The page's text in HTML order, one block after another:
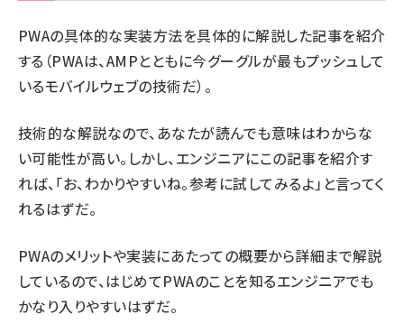
PWAの具体的な実装方法を具体的に解説した記事を紹介
する（PWAは、AMPとともに今グーグルが最もプッシュして
いるモバイルウェブの技術だ）。
技術的な解説なので、あなたが読んでも意味はわからな
い可能性が高い。しかし、エンジニアにこの記事を紹介す
れば、「お、わかりやすいね。参考に試してみるよ」と言ってく
れるはずだ。
PWAのメリットや実装にあたっての概要から詳細まで解説
しているので、はじめてPWAのことを知るエンジニアでも
かなり入りやすいはずだ。